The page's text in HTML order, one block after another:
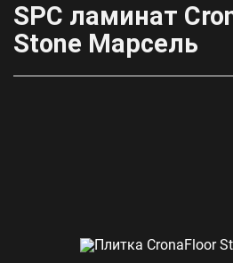
SPC ламинат
Stone Марсель